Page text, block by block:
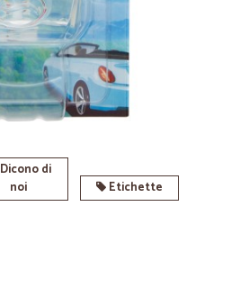
Dicono di
noi
Etichette